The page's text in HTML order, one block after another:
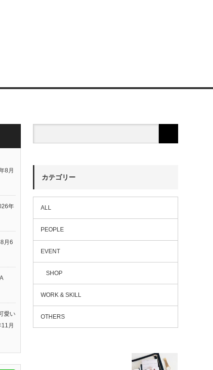
8月
年
月6
愛い
月
カテゴリー
ALL
PEOPLE
EVENT
SHOP
WORK & SKILL
OTHERS